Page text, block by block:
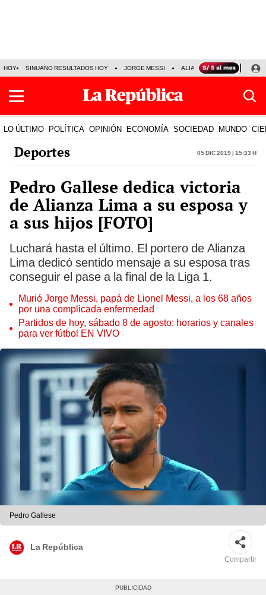
HOY SINUANO RESULTADOS HOY JORGE MESSI ALIANZA LIMA VS SPORT
LO ÚLTIMO POLÍTICA OPINIÓN ECONOMÍA SOCIEDAD MUNDO
Deportes 05 Dic 2019 | 15:33 h
Pedro Gallese dedica victoria
de Alianza Lima a su esposa y
a sus hijos [FOTO]
Luchará hasta el último. El portero de Alianza
Lima dedicó sentido mensaje a su esposa tras
conseguir el pase a la final de la Liga 1.
Murió Jorge Messi, papá de Lionel Messi, a los 68 años
por una complicada enfermedad
Partidos de hoy, sábado 8 de agosto: horarios y canales
para ver fútbol EN VIVO
Pedro Gallese
La República
Compartir